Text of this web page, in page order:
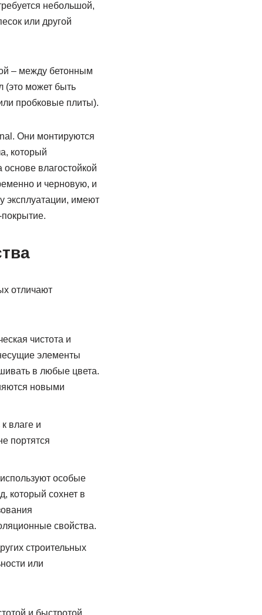
небольшой,
или другой
– между бетонным
(это может быть
пробковые плиты).
Они монтируются
который
влагостойкой
и черновую, и
эксплуатации, имеют
отличают
чистота и
элементы
в любые цвета.
новыми
влаге и
портятся
особые
который сохнет в
свойства.
строительных
или